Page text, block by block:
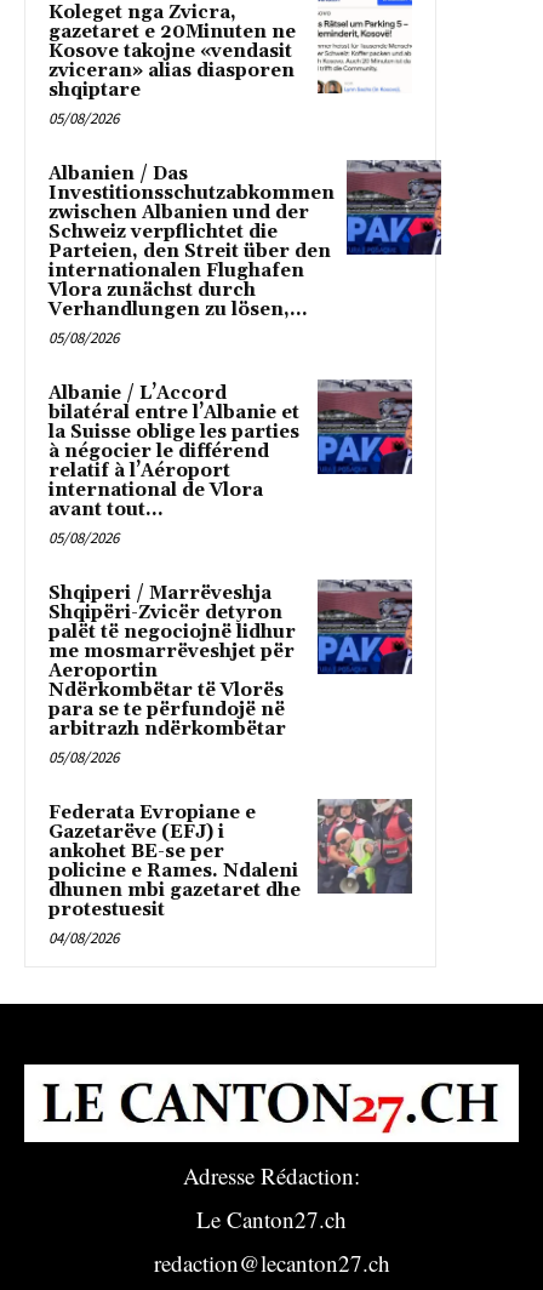
Koleget nga Zvicra,
gazetaret e 20Minuten ne
Kosove takojne «vendasit
zviceran» alias diasporen
shqiptare
05/08/2026
Albanien / Das
Investitionsschutzabkommen
zwischen Albanien und der
Schweiz verpflichtet die
Parteien, den Streit über den
internationalen Flughafen
Vlora zunächst durch
Verhandlungen zu lösen,...
05/08/2026
Albanie / L’Accord
bilatéral entre l’Albanie et
la Suisse oblige les parties
à négocier le différend
relatif à l’Aéroport
international de Vlora
avant tout...
05/08/2026
Shqiperi / Marrëveshja
Shqipëri-Zvicër detyron
palët të negociojnë lidhur
me mosmarrëveshjet për
Aeroportin
Ndërkombëtar të Vlorës
para se te përfundojë në
arbitrazh ndërkombëtar
05/08/2026
Federata Evropiane e
Gazetarëve (EFJ) i
ankohet BE-se per
policine e Rames. Ndaleni
dhunen mbi gazetaret dhe
protestuesit
04/08/2026
Adresse Rédaction:
Le Canton27.ch
redaction@lecanton27.ch